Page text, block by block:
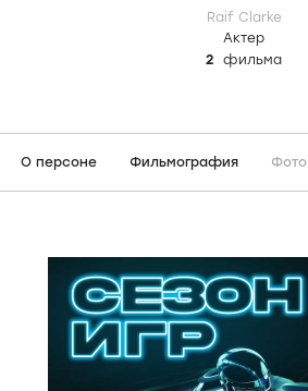
Raif Clarke
Актер
2
фильма
О персоне Фильмография Фото